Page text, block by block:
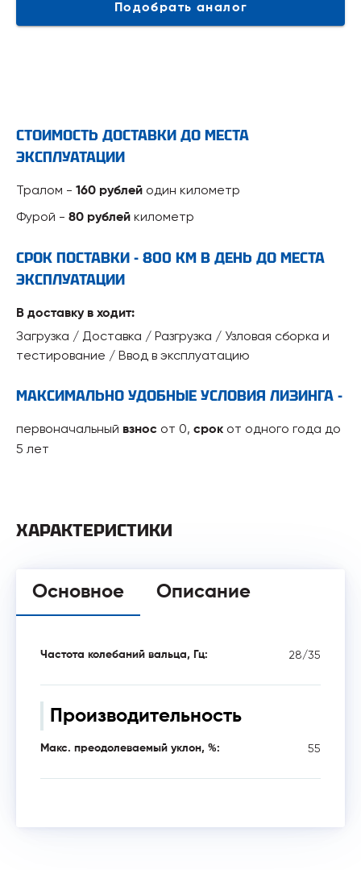
Подобрать аналог
СТОИМОСТЬ ДОСТАВКИ ДО МЕСТА
ЭКСПЛУАТАЦИИ
Тралом - 160 рублей один километр
Фурой - 80 рублей километр
СРОК ПОСТАВКИ - 800 КМ В ДЕНЬ ДО МЕСТА
ЭКСПЛУАТАЦИИ
В доставку в ходит:
Загрузка / Доставка / Разгрузка / Узловая сборка и
тестирование / Ввод в эксплуатацию
МАКСИМАЛЬНО УДОБНЫЕ УСЛОВИЯ ЛИЗИНГА -
первоначальный взнос от 0, срок от одного года до
5 лет
ХАРАКТЕРИСТИКИ
Основное Описание
Частота колебаний вальца, Гц: 28/35
Производительность
Макс. преодолеваемый уклон, %: 55